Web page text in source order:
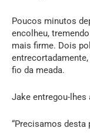
Poucos minutos
encolheu,
mais firme. Dois
fio da meada.
Jake entregou-lhes
“Precisamos desta